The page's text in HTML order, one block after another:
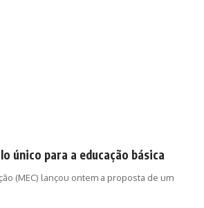
único para a educação básica
(MEC) lançou ontem a proposta de um